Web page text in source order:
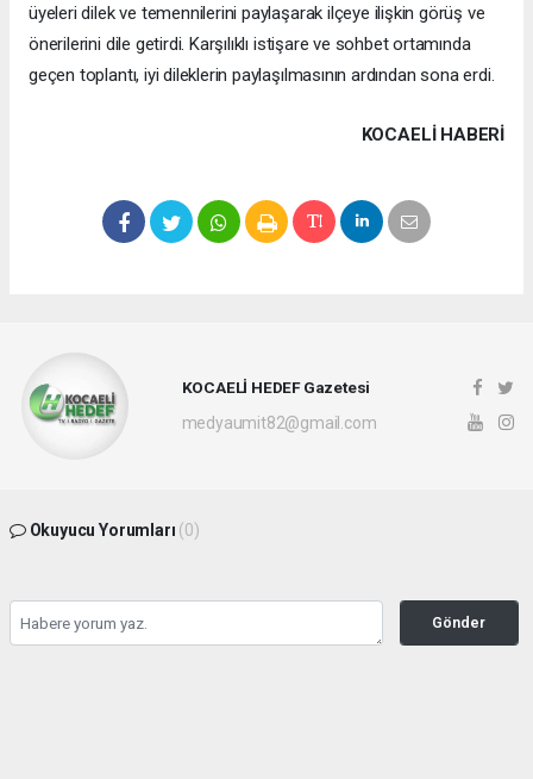
üyeleri dilek ve temennilerini paylaşarak ilçeye ilişkin görüş ve
önerilerini dile getirdi. Karşılıklı istişare ve sohbet ortamında
geçen toplantı, iyi dileklerin paylaşılmasının ardından sona erdi.
KOCAELI HABERİ
KOCAELİ HEDEF Gazetesi
medyaumit82@gmail.com
Okuyucu Yorumları (0)
Gönder